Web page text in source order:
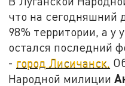
что на сегодняшний
98% территории, а у
остался последний
- город Лисичанск.
Народной милиции